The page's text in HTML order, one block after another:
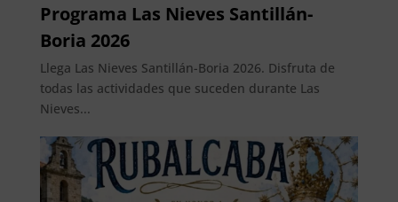
Programa Las Nieves Santillán-
Boria 2026
Llega Las Nieves Santillán-Boria 2026. Disfruta de
todas las actividades que suceden durante Las
Nieves...